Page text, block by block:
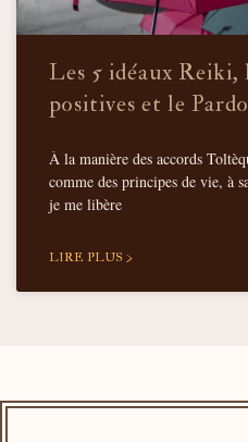
Les 5 idéaux
positives et le
À la manière des accords
comme des principes de vie, à
je me libère
LIRE PLUS >